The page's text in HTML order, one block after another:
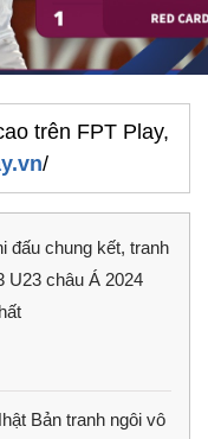
trên FPT Play,
/
đấu chung kết, tranh
U23 châu Á 2024
Bản tranh ngôi vô